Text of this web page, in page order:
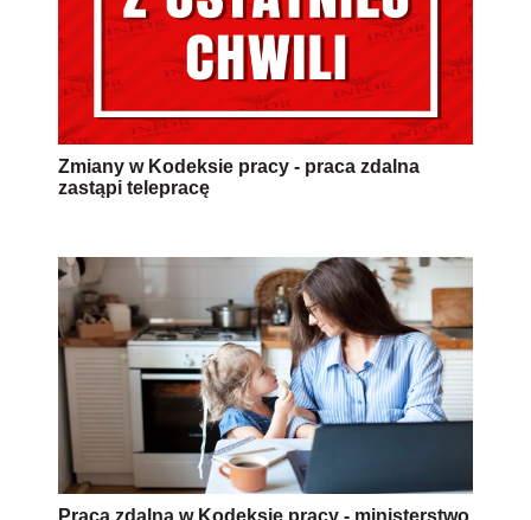
Zmiany w Kodeksie pracy - praca zdalna
zastąpi telepracę